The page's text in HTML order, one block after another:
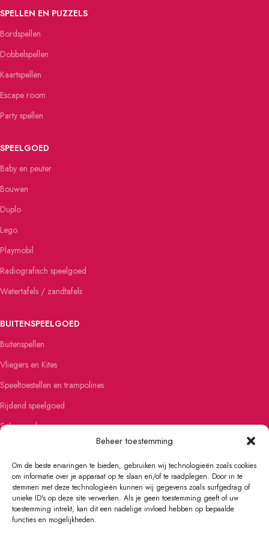
Beheer toestemming
Om de beste ervaringen te bieden, gebruiken wij technologieën zoals cookies
om informatie over je apparaat op te slaan en/of te raadplegen. Door in te
stemmen met deze technologieën kunnen wij gegevens zoals surfgedrag of
unieke ID's op deze site verwerken. Als je geen toestemming geeft of uw
toestemming intrekt, kan dit een nadelige invloed hebben op bepaalde
functies en mogelijkheden.
SPELLEN EN PUZZELS
Bordspellen
Dobbelspellen
Kaartspellen
Escape room
Party spellen
SPEELGOED
Baby en peuter
Bouwen
Duplo
Lego
Playmobil
Radiografisch speelgoed
Watertafels / zandtafels
BUITENSPEELGOED
Buitenspellen
Vliegers en Kites
Speeltoestellen en trampolines
Rijdend speelgoed
Schommels
FIETSEN EN SKATEN
Kinderfietsen
Loopfietsen